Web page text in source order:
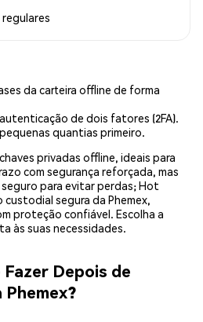
da carteira offline de forma
de dois fatores (2FA).
quantias primeiro.
privadas offline, ideais para
com segurança reforçada, mas
para evitar perdas; Hot
segura da Phemex,
proteção confiável. Escolha a
às suas necessidades.
Fazer Depois de
Phemex?